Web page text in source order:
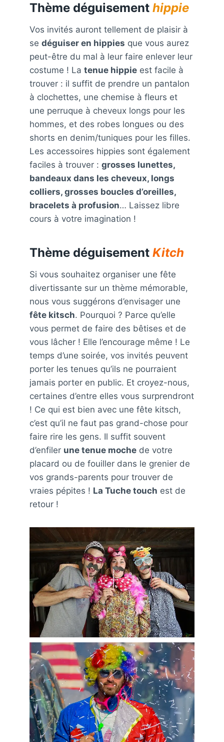
Thème déguisement hippie
Vos invités auront tellement de plaisir à
se déguiser en hippies que vous aurez
peut-être du mal à leur faire enlever leur
costume ! La tenue hippie est facile à
trouver : il suffit de prendre un pantalon
à clochettes, une chemise à fleurs et
une perruque à cheveux longs pour les
hommes, et des robes longues ou des
shorts en denim/tuniques pour les filles.
Les accessoires hippies sont également
faciles à trouver : grosses lunettes,
bandeaux dans les cheveux, longs
colliers, grosses boucles d’oreilles,
bracelets à profusion… Laissez libre
cours à votre imagination !
Thème déguisement Kitch
Si vous souhaitez organiser une fête
divertissante sur un thème mémorable,
nous vous suggérons d’envisager une
fête kitsch. Pourquoi ? Parce qu’elle
vous permet de faire des bêtises et de
vous lâcher ! Elle l’encourage même ! Le
temps d’une soirée, vos invités peuvent
porter les tenues qu’ils ne pourraient
jamais porter en public. Et croyez-nous,
certaines d’entre elles vous surprendront
! Ce qui est bien avec une fête kitsch,
c’est qu’il ne faut pas grand-chose pour
faire rire les gens. Il suffit souvent
d’enfiler une tenue moche de votre
placard ou de fouiller dans le grenier de
vos grands-parents pour trouver de
vraies pépites ! La Tuche touch est de
retour !